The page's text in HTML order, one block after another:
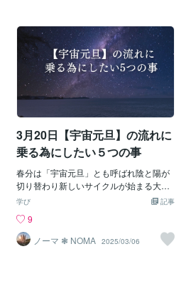
できる。でも、量が多めだと、一旦休
憩？を必要としますwで、あまりに多い
時は、事前に寝かされますw宇宙、優し
いw寝ぼけていれば、周りの人も「ぼん
やりしててもしょうがないね」って思っ
てくれますからwで、寝起きと同時に大
ばらく高エネルギー状態、続きます。
「なんで昼夜が同じ時間になるってだけ
で高エネルギー？？」って思う人もいる
とは思うんですけど、論理的に知りたい
場合は国立天文台ホムペとかwスピ的に
知りたい場合はユーチューバーとかwあ
りがたいことにたくさんの人が説明して
くれてますんでw結局、言いたいのは
「最近眠いよね」です。おやすみなさい
♡
3月20日【宇宙元旦】の流れに
乗る為にしたい５つの事
春分は「宇宙元旦」とも呼ばれ陰と陽が
切り替わり新しいサイクルが始まる大切
なタイミング。宇宙の流れに乗る為に大
エネルギーを手放す新しい流れに乗る為
には不要なエネルギーを手放すことが不
可欠です。使わなくなった物を整理し、
記事
学び
9
ノーマ ❃ NOMA 2025/03/06